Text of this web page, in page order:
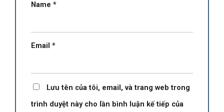
Name *
Email *
Lưu tên của tôi, email, và trang web trong
trình duyệt này cho lần bình luận kế tiếp của